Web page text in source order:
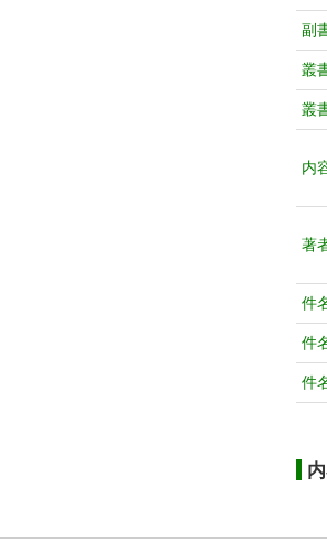
副
叢
叢
内
著
件
件
件